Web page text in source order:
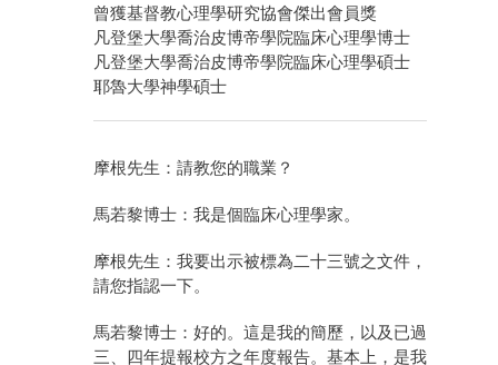
曾獲基督教心理學研究協會傑出會員獎
凡登堡大學喬治皮博帝學院臨床心理學博士
凡登堡大學喬治皮博帝學院臨床心理學碩士
耶魯大學神學碩士
摩根先生：請教您的職業？
馬若黎博士：我是個臨床心理學家。
摩根先生：我要出示被標為二十三號之文件，
請您指認一下。
馬若黎博士：好的。這是我的簡歷，以及已過
三、四年提報校方之年度報告。基本上，是我